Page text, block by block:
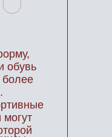
обувь
могут